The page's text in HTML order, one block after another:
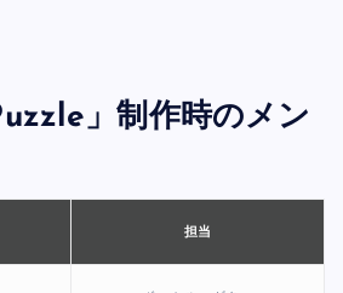
」制作時のメン
担当